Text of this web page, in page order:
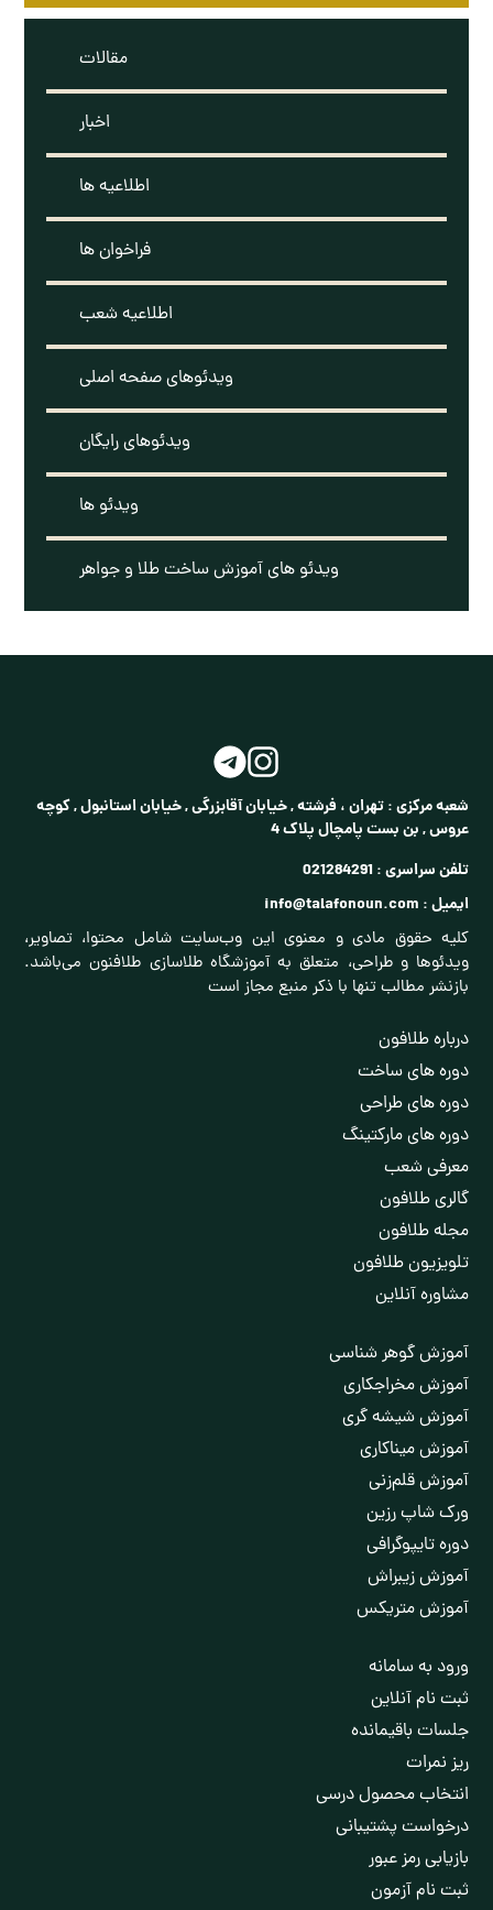
مقالات
اخبار
اطلاعیه ها
فراخوان ها
اطلاعیه شعب
ویدئوهای صفحه اصلی
ویدئوهای رایگان
ویدئو ها
ویدئو های آموزش ساخت طلا و جواهر
شعبه مرکزی :تهران ، فرشته , خیابان آقابزرگی , خیابان استانبول , کوچه
عروس , بن بست پامچال پلاک 4
تلفن سراسری :021284291
ایمیل : info@talafonoun.com
کلیه حقوق مادی و معنوی این وب‌سایت شامل محتوا، تصاویر،
ویدئوها و طراحی، متعلق به آموزشگاه طلاسازی طلافنون می‌باشد.
بازنشر مطالب تنها با ذکر منبع مجاز است
درباره طلافون
دوره های ساخت
دوره های طراحی
دوره های مارکتینگ
معرفی شعب
گالری طلافون
مجله طلافون
تلویزیون طلافون
مشاوره آنلاین
آموزش گوهر شناسی
آموزش مخراجکاری
آموزش شیشه گری
آموزش مینا‌کاری
آموزش قلم‌زنی
ورک شاپ رزین
دوره تایپوگرافی
آموزش زیبراش
آموزش متریکس
ورود به سامانه
ثبت نام آنلاین
جلسات باقیمانده
ریز نمرات
انتخاب محصول درسی
درخواست پشتیبانی
بازیابی رمز عبور
ثبت نام آزمون